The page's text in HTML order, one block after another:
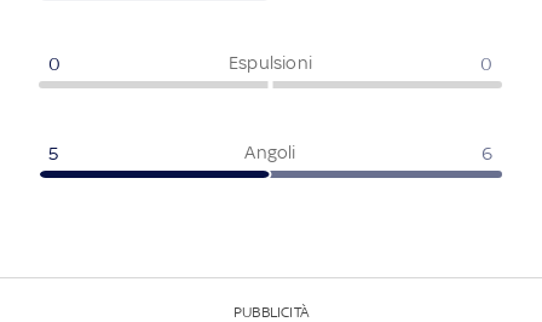
Espulsioni
0 0
Angoli
5 6
PUBBLICITÀ